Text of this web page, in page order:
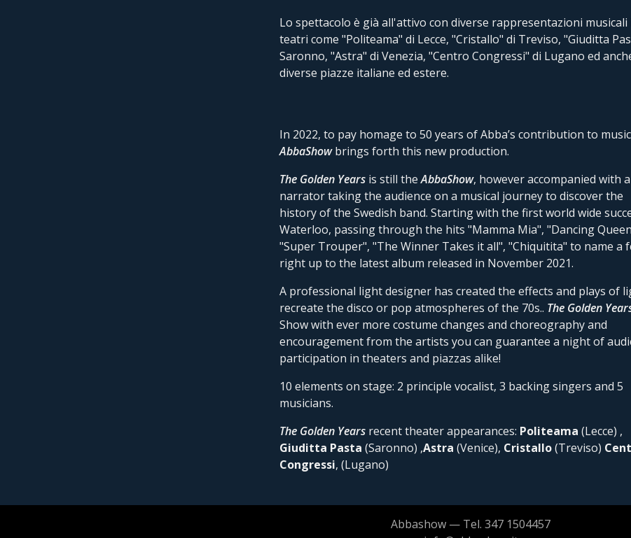
Lo spettacolo è già all'attivo con diverse rappresentazioni musicali
teatri come "Politeama" di Lecce, "Cristallo" di Treviso, "Giuditta
Saronno, "Astra" di Venezia, "Centro Congressi" di Lugano ed
diverse piazze italiane ed estere.
In 2022, to pay homage to 50 years of Abba’s contribution to
AbbaShowbrings forth this new production.
The Golden Years is still theAbbaShow, however accompanied with a
narrator taking the audience on a musical journey to discover the
history of the Swedish band. Starting with the first world wide
Waterloo, passing through the hits "Mamma Mia", "Dancing
"Super Trouper", "The Winner Takes it all", "Chiquitita" to name a
right up to the latest album released in November 2021.
A professional light designer has created the effects and plays of
recreate the disco or pop atmospheres of the 70s.. The Golden
Show with ever more costume changes and choreography and
encouragement from the artists you can guarantee a night of
participation in theaters and piazzas alike!
10 elements on stage: 2 principle vocalist, 3 backing singers and 5
musicians.
The Golden Years recent theater appearances: Politeama (Lecce) ,
Giuditta Pasta (Saronno) ,Astra (Venice), Cristallo(Treviso)
Congressi, (Lugano)
Abbashow — Tel. 347 1504457